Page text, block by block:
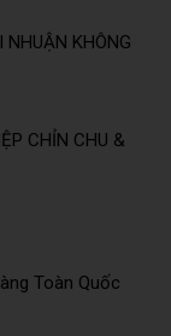
KHÔNG
CHỈN CHU &
Toàn Quốc